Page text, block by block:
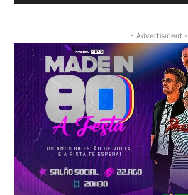
- Advertisment -